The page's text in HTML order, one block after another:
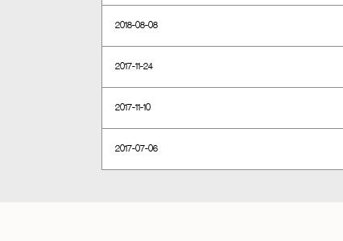
2018-08-08
2017-11-24
2017-11-10
2017-07-06